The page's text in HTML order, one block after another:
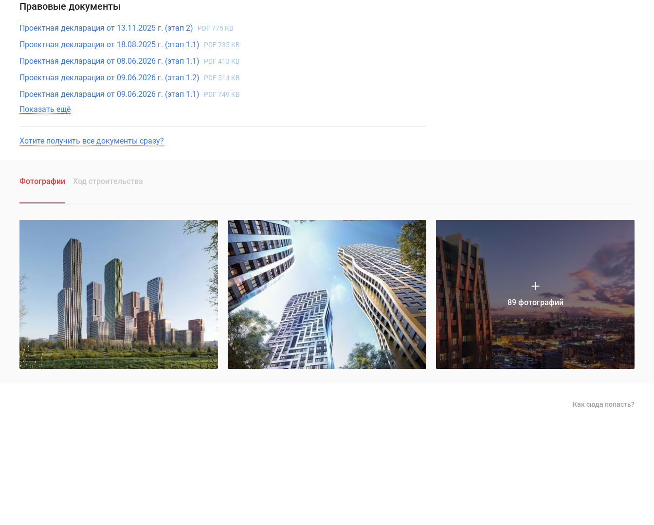
Правовые документы
Проектная декларация от 13.11.2025 г. (этап 2) PDF 775 KB
Проектная декларация от 18.08.2025 г. (этап 1.1) PDF 735 KB
Проектная декларация от 08.06.2026 г. (этап 1.1) PDF 413 KB
Проектная декларация от 09.06.2026 г. (этап 1.2) PDF 514 KB
Проектная декларация от 09.06.2026 г. (этап 1.1) PDF 749 KB
Показать ещё
Хотите получить все документы сразу?
Фотографии Ход строительства
89 фотографий
Как сюда попасть?